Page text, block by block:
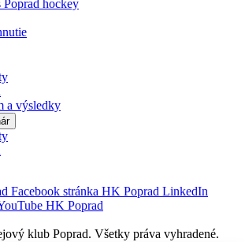
Poprad hockey
a výsledky
Facebook stránka HK Poprad LinkedIn
HK Poprad
klub Poprad. Všetky práva vyhradené.